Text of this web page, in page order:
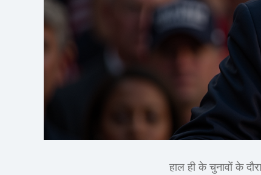
हाल ही के चुनावों के